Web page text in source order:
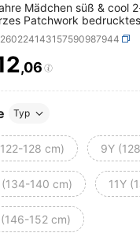
Mädchen süß & cool
Patchwork
ausgestellte Hose,
Outfit
AND
,06
Typ
128 cm) 9Y
(134-140 cm) 11Y
(146-152 cm)